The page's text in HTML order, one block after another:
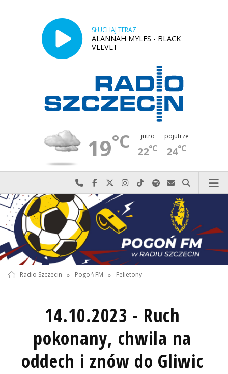
SŁUCHAJ TERAZ
ALANNAH MYLES - BLACK
VELVET
19°C jutro
22°C
pojutrze
24°C
Najlepiej po prostu do nas zadzwoń
Odwiedź nas na Facebook-u
Odwiedź nas na X
Odwiedź nas na Instagram-ie
Odwiedź nas na TikTok-u
Szukaj nas na Spotify
Wyślij do nas
Szukaj
Radio Szczecin » Pogoń FM » Felietony
14.10.2023 - Ruch
pokonany, chwila na
oddech i znów do Gliwic